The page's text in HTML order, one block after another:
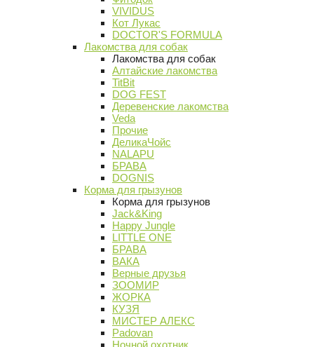
VIVIDUS
Кот Лукас
DOCTOR'S FORMULA
Лакомства для собак
Лакомства для собак
Алтайские лакомства
TitBit
DOG FEST
Деревенские лакомства
Veda
Прочие
ДеликаЧойс
NALAPU
БРАВА
DOGNIS
Корма для грызунов
Корма для грызунов
Jack&King
Happy Jungle
LITTLE ONE
БРАВА
ВАКА
Верные друзья
ЗООМИР
ЖОРКА
КУЗЯ
МИСТЕР АЛЕКС
Padovan
Ночной охотник